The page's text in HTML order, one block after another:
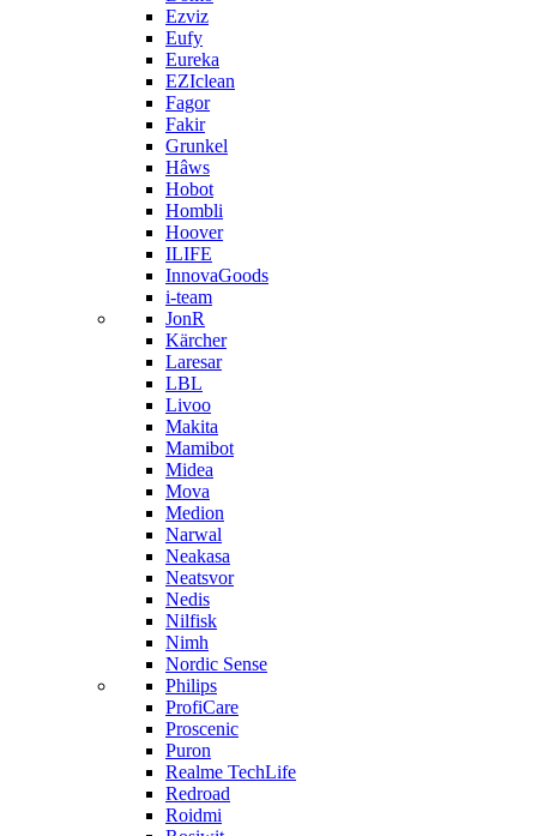
Ezviz
Eufy
Eureka
EZIclean
Fagor
Fakir
Grunkel
Hâws
Hobot
Hombli
Hoover
ILIFE
InnovaGoods
i-team
JonR
Kärcher
Laresar
LBL
Livoo
Makita
Mamibot
Midea
Mova
Medion
Narwal
Neakasa
Neatsvor
Nedis
Nilfisk
Nimh
Nordic Sense
Philips
ProfiCare
Proscenic
Puron
Realme TechLife
Redroad
Roidmi